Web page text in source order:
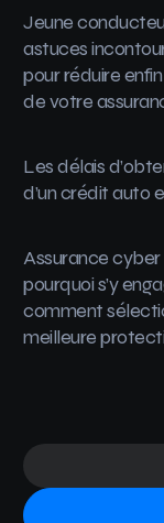
Jeune
astuces
pour réduire
de votre
Les délais
d’un crédit auto
Assurance cyber
pourquoi s’y
comment
meilleure